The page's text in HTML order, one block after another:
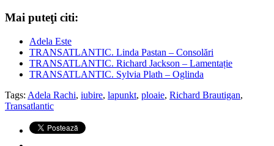
Mai puteţi citi:
Adela Este
TRANSATLANTIC. Linda Pastan – Consolări
TRANSATLANTIC. Richard Jackson – Lamentație
TRANSATLANTIC. Sylvia Plath – Oglinda
Tags: Adela Rachi, iubire, lapunkt, ploaie, Richard Brautigan,
Transatlantic